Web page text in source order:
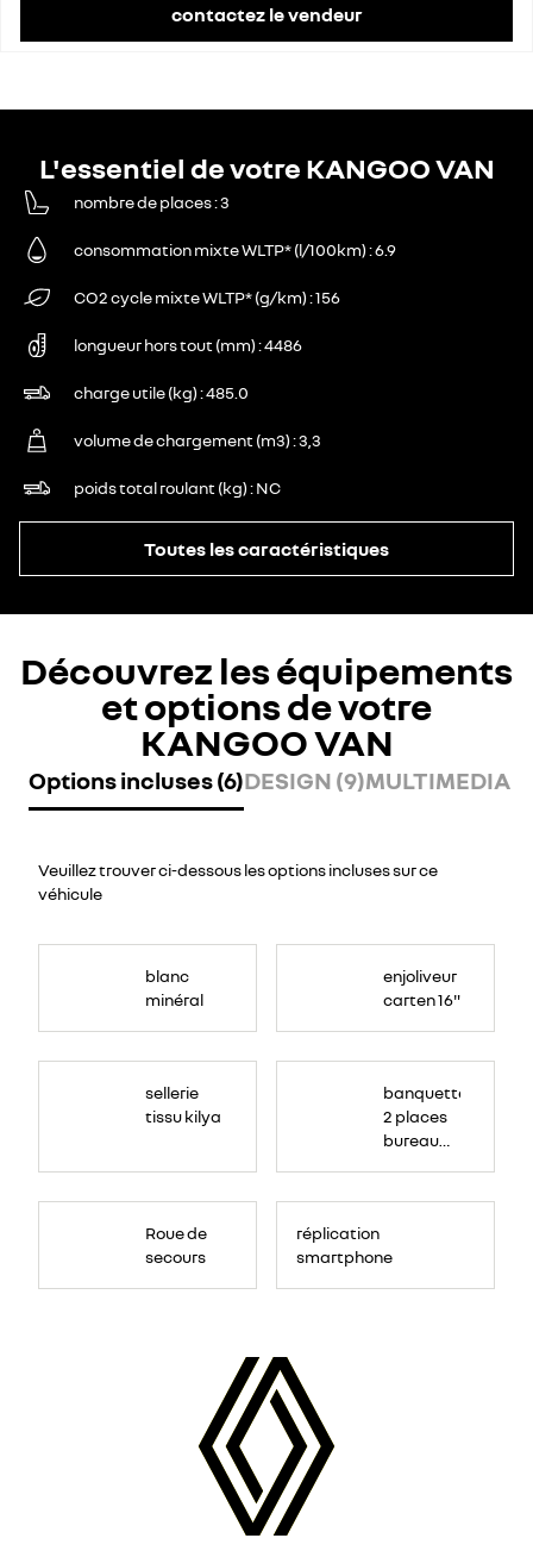
contactez le vendeur
L'essentiel de votre KANGOO VAN
nombre de places 3
consommation mixte WLTP* (l/100km) 6.9
CO2 cycle mixte WLTP* (g/km) 156
longueur hors tout (mm) 4486
charge utile (kg) 485.0
volume de chargement (m3) 3,3
poids total roulant (kg) NC
Toutes les caractéristiques
Découvrez les équipements
et options de votre
KANGOO VAN
Options incluses (6)DESIGN (9)MULTIMEDIA
Veuillez trouver ci-dessous les options incluses sur ce
véhicule
blanc
minéral
enjoliveur
carten 16"
sellerie
tissu kilya
banquette
2 places
bureau
Roue de
secours
réplication
smartphone